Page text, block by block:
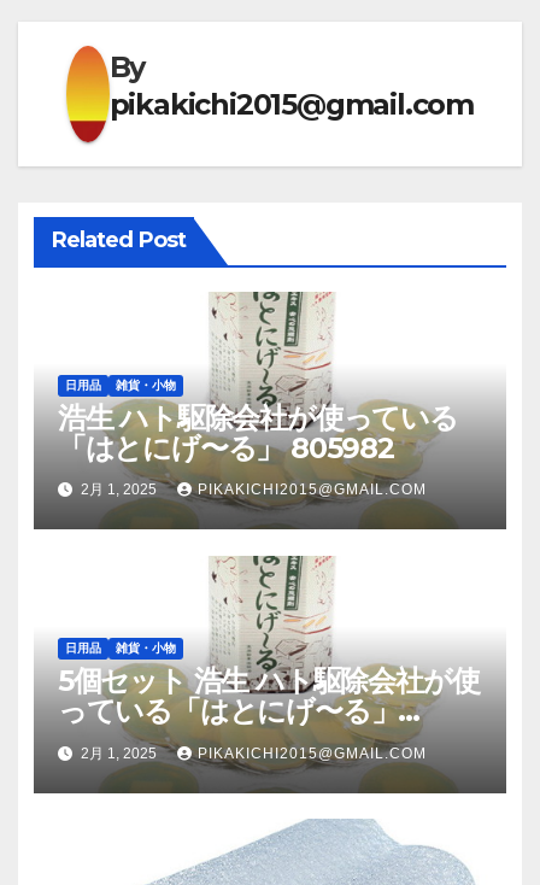
シ
ョ
ン
By
pikakichi2015@gmail.com
Related Post
日用品 雑貨・小物
浩生 ハト駆除会社が使っている
「はとにげ〜る」 805982
2月 1, 2025 PIKAKICHI2015@GMAIL.COM
日用品 雑貨・小物
5個セット 浩生 ハト駆除会社が使
っている「はとにげ〜る」
805982X5
2月 1, 2025 PIKAKICHI2015@GMAIL.COM